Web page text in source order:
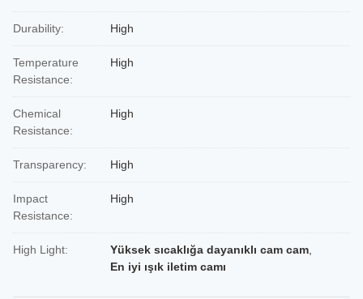
Durability: High
Temperature
Resistance:
High
Chemical
Resistance:
High
Transparency: High
Impact
Resistance:
High
High Light: Yüksek sıcaklığa dayanıklı cam cam
En iyi ışık iletim camı